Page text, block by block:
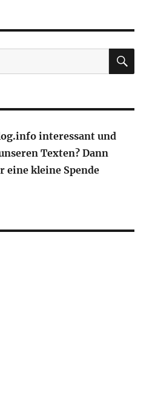
interessant und
Texten? Dann
eine kleine Spende